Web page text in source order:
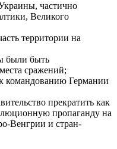
частично
Великого
территории на
были быть
сражений;
командованию Германии
прекратить как
пропаганду на
Венгрии и стран-